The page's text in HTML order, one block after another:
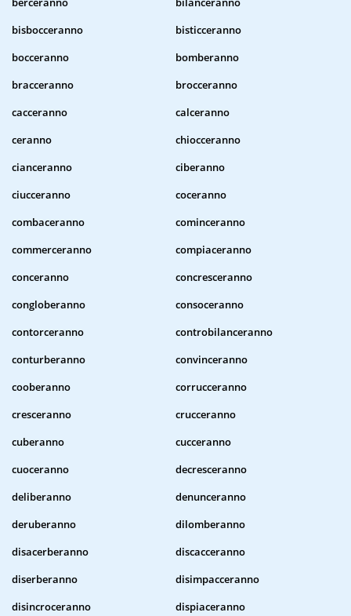
bisbocceranno
bisticceranno
bocceranno
bomberanno
bracceranno
brocceranno
cacceranno
calceranno
ceranno
chiocceranno
cianceranno
ciberanno
ciucceranno
coceranno
combaceranno
cominceranno
commerceranno
compiaceranno
conceranno
concresceranno
congloberanno
consoceranno
contorceranno
controbilanceranno
conturberanno
convinceranno
cooberanno
corrucceranno
cresceranno
crucceranno
cuberanno
cucceranno
cuoceranno
decresceranno
deliberanno
denunceranno
deruberanno
dilomberanno
disacerberanno
discacceranno
diserberanno
disimpacceranno
disincroceranno
dispiaceranno